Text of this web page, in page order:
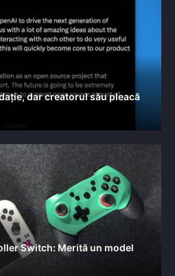
dar creatorul său pleacă
Switch: Merită un model